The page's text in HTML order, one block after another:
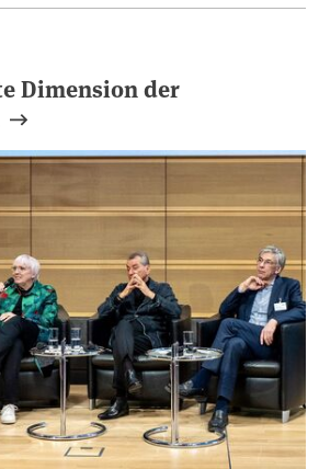
Dimension der